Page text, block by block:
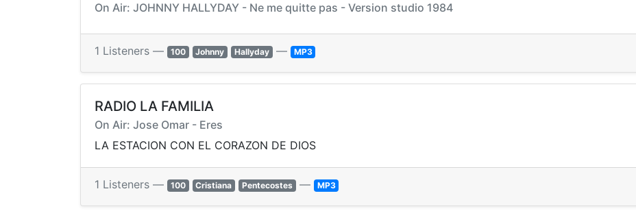
On Air: JOHNNY HALLYDAY - Ne me quitte pas - Version studio 1984
1 Listeners — 100 Johnny Hallyday — MP3
RADIO LA FAMILIA
On Air: Jose Omar - Eres
LA ESTACION CON EL CORAZON DE DIOS
1 Listeners — 100 Cristiana Pentecostes — MP3